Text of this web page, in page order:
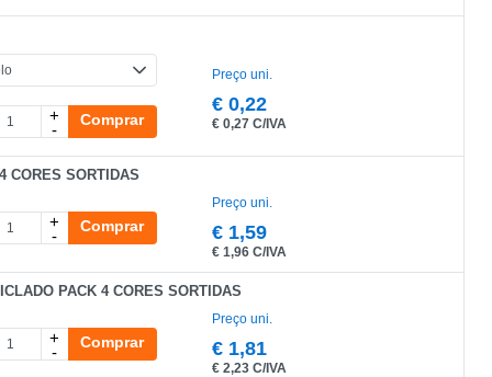
Preço uni.
€ 0,22
€ 0,27 C/IVA
+
-
Comprar
CORES SORTIDAS
Preço uni.
€ 1,59
€ 1,96 C/IVA
+
-
Comprar
PACK 4 CORES SORTIDAS
Preço uni.
€ 1,81
€ 2,23 C/IVA
+
-
Comprar